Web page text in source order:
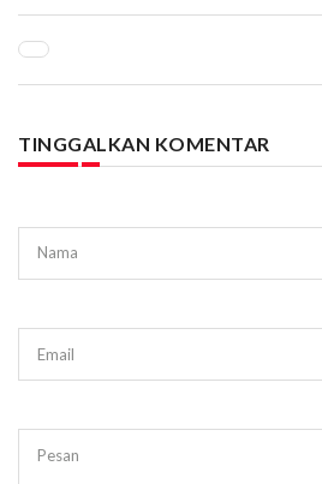
TINGGALKAN KOMENTAR
Nama
Email
Pesan